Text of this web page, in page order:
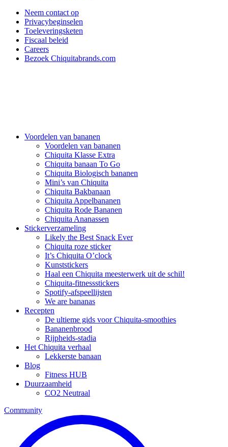
Neem contact op
Privacybeginselen
Toeleveringsketen
Fiscaal beleid
Careers
Bezoek Chiquitabrands.com
Voordelen van bananen
Voordelen van bananen
Chiquita Klasse Extra
Chiquita banaan To Go
Chiquita Biologisch bananen
Mini’s van Chiquita
Chiquita Bakbanaan
Chiquita Appelbananen
Chiquita Rode Bananen
Chiquita Ananassen
Stickerverzameling
Likely the Best Snack Ever
Chiquita roze sticker
It’s Chiquita O’clock
Kunststickers
Haal een Chiquita meesterwerk uit de schil!
Chiquita-fitnessstickers
Spotify-afspeellijsten
We are bananas
Recepten
De ultieme gids voor Chiquita-smoothies
Bananenbrood
Rijpheids-stadia
Het Chiquita verhaal
Lekkerste banaan
Blog
Fitness HUB
Duurzaamheid
CO2 Neutraal
Community